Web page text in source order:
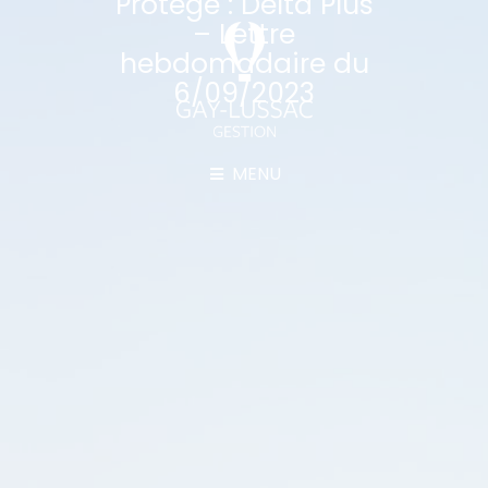
MENU
– Lettre
hebdomadaire du
6/09/2023